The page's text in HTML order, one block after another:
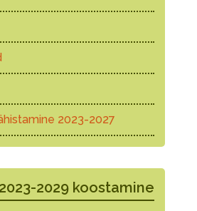
2023-2027
2029 koostamine